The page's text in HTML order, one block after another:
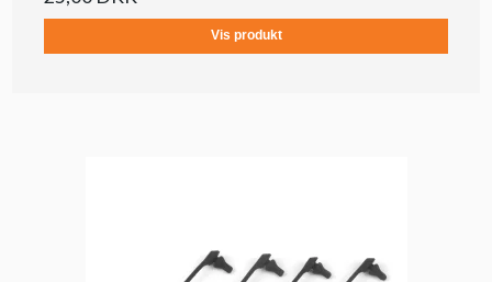
Vis produkt